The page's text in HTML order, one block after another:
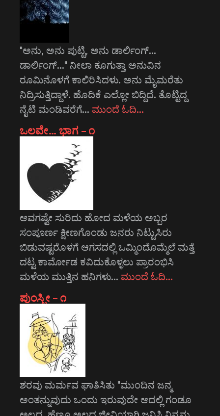
"ಅನು, ಅನು ಪುಟ್ಟಿ, ಅನು ಡಾರ್ಲಿಂಗ್...
ಡಾರ್ಲಿಂಗ್..." ನೀಲಾ ಕೂಗುತ್ತಾ ಅನುವಿನ
ರೂಮಿನೊಳಗೆ ಕಾಲಿರಿಸಿದಳು. ಅನು ಮೈಮರೆತು
ನಿದ್ರಿಸುತ್ತಿದ್ದಾಳೆ. ಹೊದಿಕೆ ಎಲ್ಲೋ ಬಿದ್ದಿದೆ. ತೊಟ್ಟಿದ್ದ
ನೈಟಿ ಮಂಡಿವರೆಗೆ… ಮುಂದೆ ಓದಿ…
ಒಲವೇ… ಭಾಗ – ೧
ಆವಗಷ್ಟೇ ಸುರಿದು ಹೋದ ಮಳೆಯ ಅಬ್ಬರ
ಸಂಪೂರ್ಣ ಕ್ಷೀಣಗೊಂಡು ಜನರು ನಿಟ್ಟುಸಿರು
ಬಿಡುವಷ್ಟರೊಳಗೆ ಆಗಸದಲ್ಲಿ ಒಮ್ಮಿಂದೊಮ್ಮೆಲೆ ಮತ್ತೆ
ದಟ್ಟ ಕಾರ್ಮೋಡ ಕವಿದುಕೊಳ್ಳಲು ಪ್ರಾರಂಭಿಸಿ
ಮಳೆಯ ಮುತ್ತಿನ ಹನಿಗಳು… ಮುಂದೆ ಓದಿ…
ಪುಂಸ್ತ್ರೀ – ೧
ಶರವು ಮರ್ಮವ ಘಾತಿಸಿತು "ಮುಂದಿನ ಜನ್ಮ
ಅಂತನ್ನುವುದು ಒಂದು ಇರುವುದೇ ಆದಲ್ಲಿ ಗಂಡೂ